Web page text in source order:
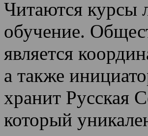
Читаются курсы
обучение.
является
а также
хранит Русская
который